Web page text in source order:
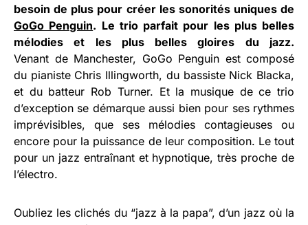
besoin de plus pour créer les sonorités uniques de
GoGo Penguin. Le trio parfait pour les plus belles
mélodies et les plus belles gloires du jazz.
Venant de Manchester, GoGo Penguin est composé
du pianiste Chris Illingworth, du bassiste Nick Blacka,
et du batteur Rob Turner. Et la musique de ce trio
d’exception se démarque aussi bien pour ses rythmes
imprévisibles, que ses mélodies contagieuses ou
encore pour la puissance de leur composition. Le tout
pour un jazz entraînant et hypnotique, très proche de
l’électro.
Oubliez les clichés du “jazz à la papa”, d’un jazz où la